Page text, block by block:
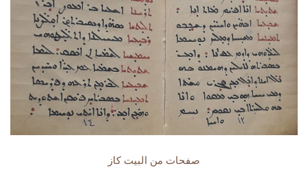
صفحات من البيت كاز